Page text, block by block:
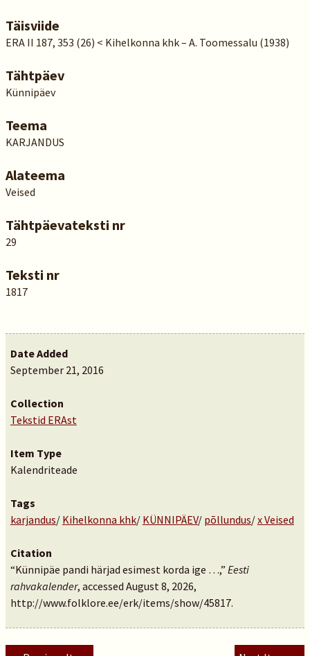
Täisviide
ERA II 187, 353 (26) < Kihelkonna khk – A. Toomessalu (1938)
Tähtpäev
Künnipäev
Teema
KARJANDUS
Alateema
Veised
Tähtpäevateksti nr
29
Teksti nr
1817
Date Added
September 21, 2016
Collection
Tekstid ERAst
Item Type
Kalendriteade
Tags
karjandus/ Kihelkonna khk/ KÜNNIPÄEV/ põllundus/x Veised
Citation
“Künnipäe pandi härjad esimest korda ige …,” Eesti
rahvakalender, accessed August 8, 2026,
http://www.folklore.ee/erk/items/show/45817.